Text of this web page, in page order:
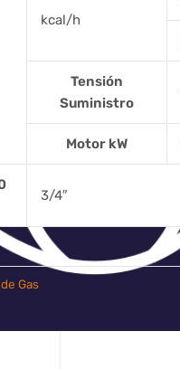
kcal/h
Tensión
Suministro
Motor kW
3/4″
Gas